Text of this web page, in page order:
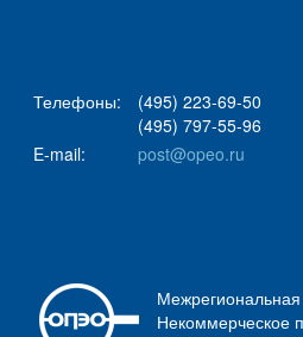
Телефоны:
(495) 223-69-50
(495) 797-55-96
E-mail:
post@opeo.ru
Некоммерческое